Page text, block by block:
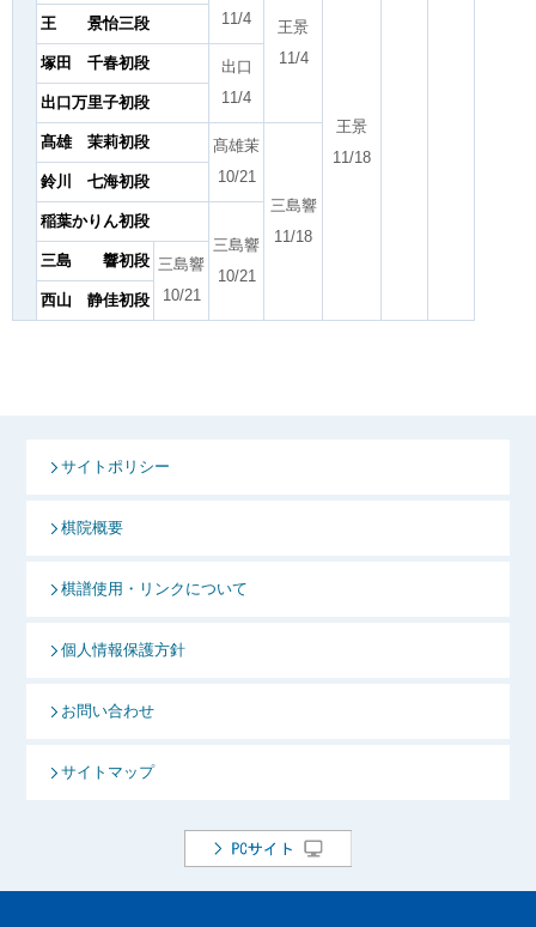
11/4
王景
11/4
王景
11/18
王 景怡三段
塚田 千春初段
出口
11/4
出口万里子初段
髙雄 茉莉初段
髙雄茉
10/21
三島響
11/18
鈴川 七海初段
稲葉かりん初段
三島響
10/21
三島 響初段 三島響
10/21
西山 静佳初段
サイトポリシー
棋院概要
棋譜使用・リンクについて
個人情報保護方針
お問い合わせ
サイトマップ